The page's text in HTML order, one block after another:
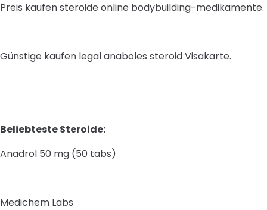
Preis kaufen steroide online bodybuilding-medikamente.
Günstige kaufen legal anaboles steroid Visakarte.
Beliebteste Steroide:
Anadrol 50 mg (50 tabs)
Medichem Labs